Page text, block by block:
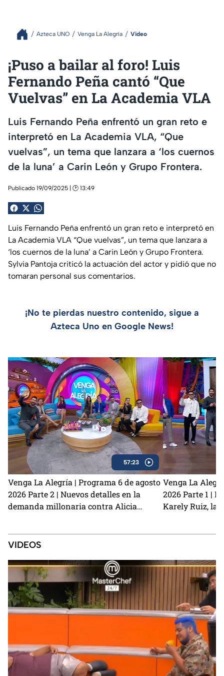
Azteca UNO Venga La Alegría Video
¡Puso a bailar al foro! Luis
Fernando Peña cantó “Que
Vuelvas” en La Academia VLA
Luis Fernando Peña enfrentó un gran reto e
interpretó en La Academia VLA, “Que
vuelvas”, un tema que lanzara a ‘los cuernos
de la luna’ a Carin León y Grupo Frontera.
Publicado 19/09/2025 | 🕑 13:49
Luis Fernando Peña enfrentó un gran reto e interpretó en
La Academia VLA “Que vuelvas”, un tema que lanzara a
‘los cuernos de la luna’ a Carin León y Grupo Frontera.
Sylvia Pantoja criticó la actuación del actor y pidió que no
tomaran personal sus comentarios.
¡No te pierdas nuestro contenido, sigue a
Azteca Uno en Google News!
57:23
Venga La Alegría | Programa 6 de agosto
2026 Parte 2 | Nuevos detalles en la
demanda millonaria contra Alicia
2
Venga La
2026 Parte 1 |
Karely Ruiz, la
VIDEOS